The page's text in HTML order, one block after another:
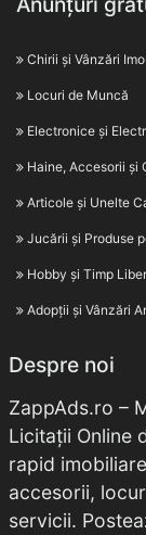
Chirii și Vânzări
Locuri de Muncă
Electronice și
Haine, Accesorii și
Articole și Unelte
Jucării și Produse
Hobby și Timp Liber
Adopții și Vânzări
Despre noi
ZappAds.ro –
Licitații Online
rapid
accesorii,
servicii.